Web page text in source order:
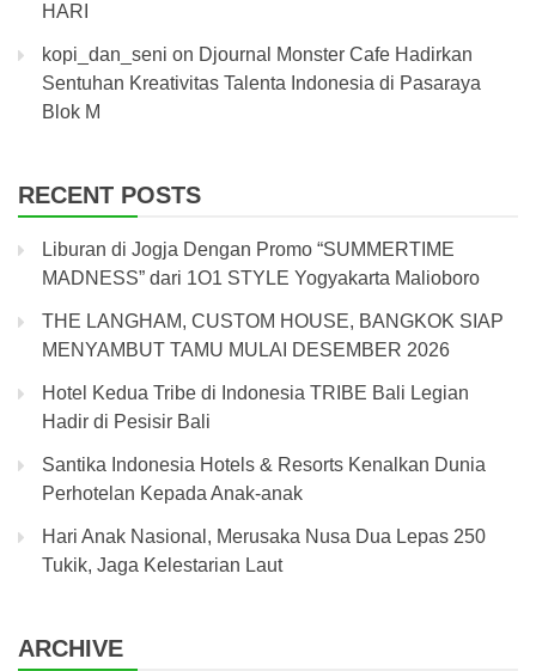
HARI
kopi_dan_seni on Djournal Monster Cafe Hadirkan
Sentuhan Kreativitas Talenta Indonesia di Pasaraya
Blok M
RECENT POSTS
Liburan di Jogja Dengan Promo “SUMMERTIME
MADNESS” dari 1O1 STYLE Yogyakarta Malioboro
THE LANGHAM, CUSTOM HOUSE, BANGKOK SIAP
MENYAMBUT TAMU MULAI DESEMBER 2026
Hotel Kedua Tribe di Indonesia TRIBE Bali Legian
Hadir di Pesisir Bali
Santika Indonesia Hotels & Resorts Kenalkan Dunia
Perhotelan Kepada Anak-anak
Hari Anak Nasional, Merusaka Nusa Dua Lepas 250
Tukik, Jaga Kelestarian Laut
ARCHIVE